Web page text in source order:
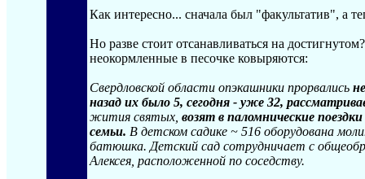
Как интересно... сначала был "факультатив", а
Но разве стоит отсанавливаться на
неокормленные в песочке ковыряются:
Свердловской области опэкашники прорвались
назад их было 5, сегодня - уже 32,
жития святых, возят в паломнические
семьи. В детском садике ~ 516 оборудована
батюшка. Детский сад сотрудничает с
Алексея, расположенной по соседству.